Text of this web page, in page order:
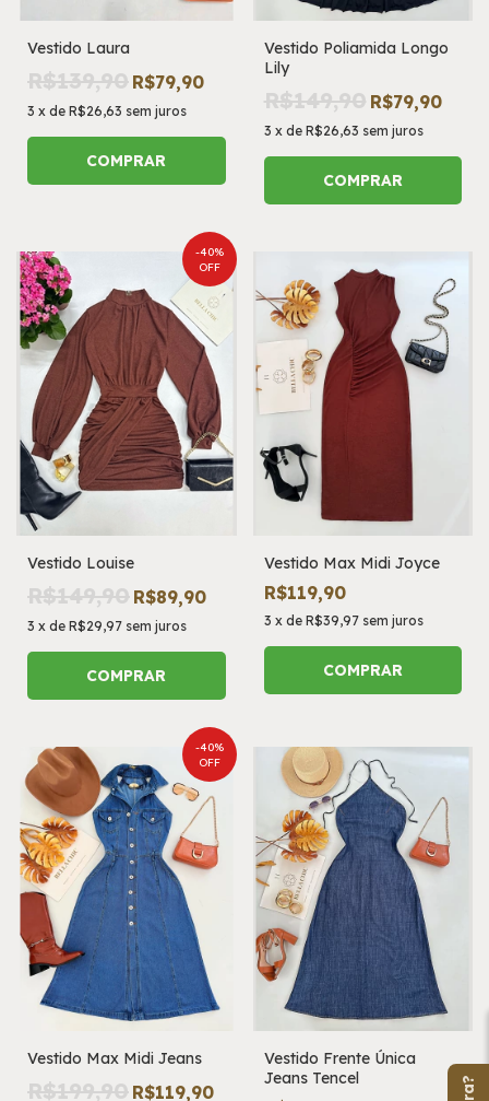
Vestido Laura
R$139,90 R$79,90
3 x de R$26,63 sem juros
COMPRAR
Vestido Poliamida Longo
Lily
R$149,90 R$79,90
3 x de R$26,63 sem juros
COMPRAR
-40%
OFF
Vestido Louise
R$149,90 R$89,90
3 x de R$29,97 sem juros
COMPRAR
Vestido Max Midi Joyce
R$119,90
3 x de R$39,97 sem juros
COMPRAR
-40%
OFF
Vestido Max Midi Jeans
R$199,90 R$119,90
Vestido Frente Única
Jeans Tencel